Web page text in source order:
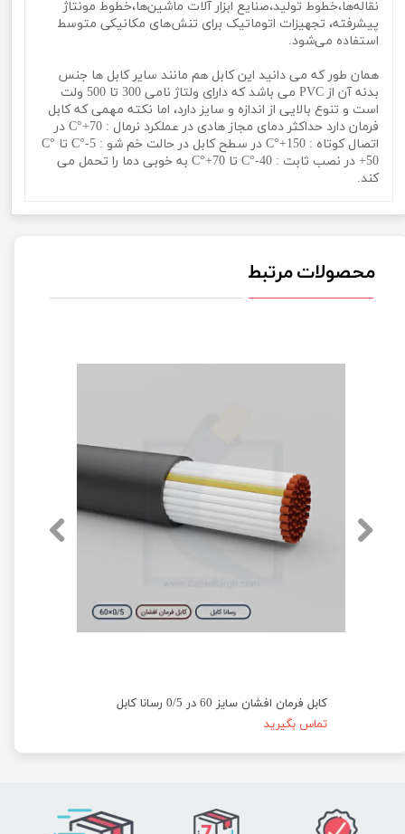
نقاله‌ها،خطوط تولید،صنایع ابزار آلات ماشین‌ها،خطوط مونتاژ
پیشرفته، تجهیزات اتوماتیک برای تنش‌های مکانیکی متوسط
استفاده می‌شود.
همان طور که می دانید این کابل هم مانند سایر کابل ها جنس
بدنه آن از PVC می باشد که دارای ولتاژ نامی 300 تا 500 ولت
است و تنوع بالایی از اندازه و سایز دارد، اما نکته مهمی که کابل
فرمان دارد حداکثر دمای مجاز هادی در عملکرد نرمال : C°+70 در
اتصال کوتاه : C°+150 در سطح کابل در حالت خم شو : C°-5 تا C°
+50 در نصب ثابت : C°-40 تا C°+70 به خوبی دما را تحمل می
کند.
محصولات مرتبط
کابل فرمان افشان سایز 60 در 0/5 رسانا کابل
تماس بگیرید